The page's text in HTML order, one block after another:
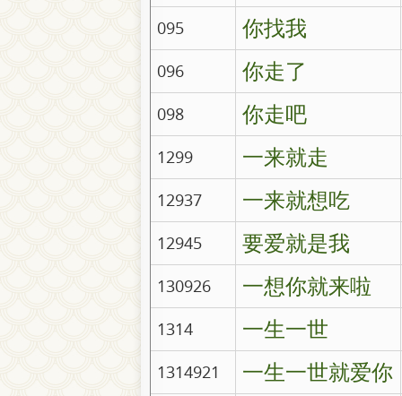
095 你找我
096 你走了
098 你走吧
1299 一来就走
12937 一来就想吃
12945 要爱就是我
130926 一想你就来啦
1314 一生一世
1314921 一生一世就爱你